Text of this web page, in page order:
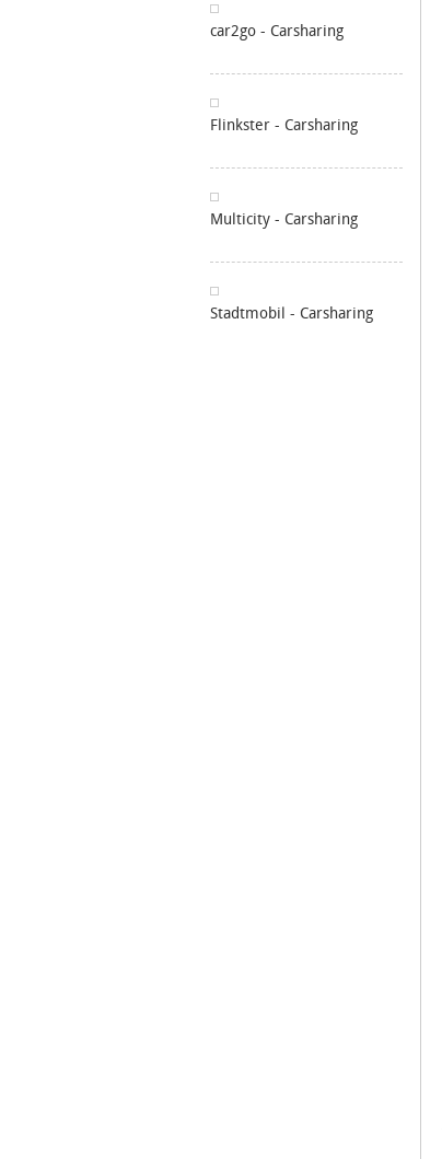
car2go - Carsharing
Flinkster - Carsharing
Multicity - Carsharing
Stadtmobil - Carsharing